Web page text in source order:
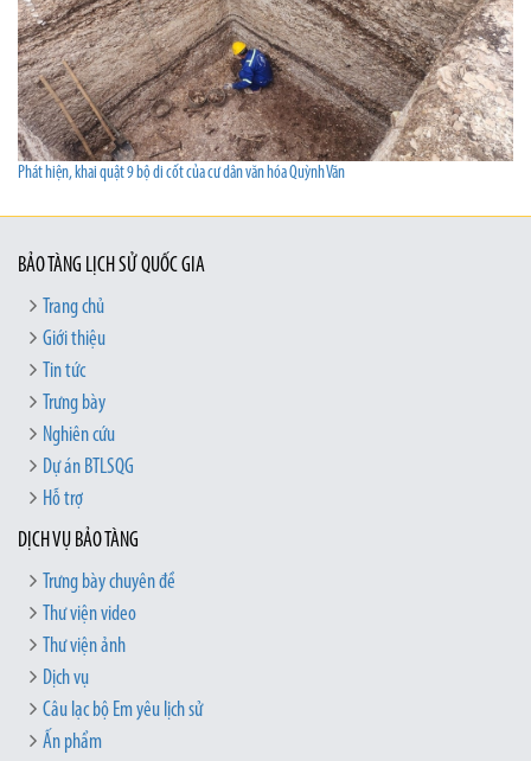
Phát hiện, khai quật 9 bộ di cốt của cư dân văn hóa Quỳnh Văn
BẢO TÀNG LỊCH SỬ QUỐC GIA
Trang chủ
Giới thiệu
Tin tức
Trưng bày
Nghiên cứu
Dự án BTLSQG
Hỗ trợ
DỊCH VỤ BẢO TÀNG
Trưng bày chuyên đề
Thư viện video
Thư viện ảnh
Dịch vụ
Câu lạc bộ Em yêu lịch sử
Ấn phẩm